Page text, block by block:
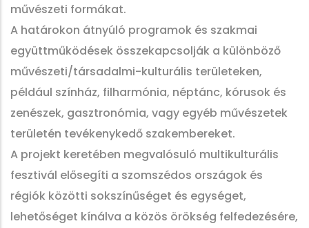
művészeti formákat.
A határokon átnyúló programok és szakmai
együttműködések összekapcsolják a különböző
művészeti/társadalmi-kulturális területeken,
például színház, filharmónia, néptánc, kórusok és
zenészek, gasztronómia, vagy egyéb művészetek
területén tevékenykedő szakembereket.
A projekt keretében megvalósuló multikulturális
fesztivál elősegíti a szomszédos országok és
régiók közötti sokszínűséget és egységet,
lehetőséget kínálva a közös örökség felfedezésére,